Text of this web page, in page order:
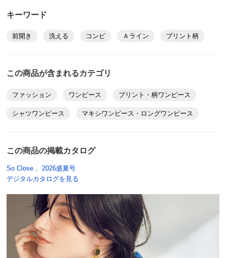
キーワード
前開き 洗える コンビ Ａライン プリント柄
この商品が含まれるカテゴリ
ファッション ワンピース プリント・柄ワンピース
シャツワンピース マキシワンピース・ロングワンピース
この商品の掲載カタログ
So Close， 2026盛夏号
デジタルカタログを見る